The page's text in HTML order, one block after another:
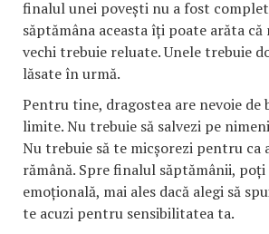
finalul unei povești nu a fost
săptămâna aceasta îți poate arăta
vechi trebuie reluate. Unele trebuie
lăsate în urmă.
Pentru tine, dragostea are nevoie de
limite. Nu trebuie să salvezi pe
Nu trebuie să te micșorezi pentru ca
rămână. Spre finalul săptămânii,
emoțională, mai ales dacă alegi să
te acuzi pentru sensibilitatea ta.